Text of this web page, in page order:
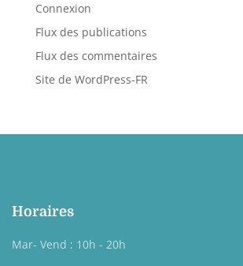
Connexion
Flux des publications
Flux des commentaires
Site de WordPress-FR
Horaires
Mar- Vend : 10h - 20h